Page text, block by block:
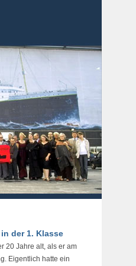
der 1. Klasse
20 Jahre alt, als er am
Eigentlich hatte ein